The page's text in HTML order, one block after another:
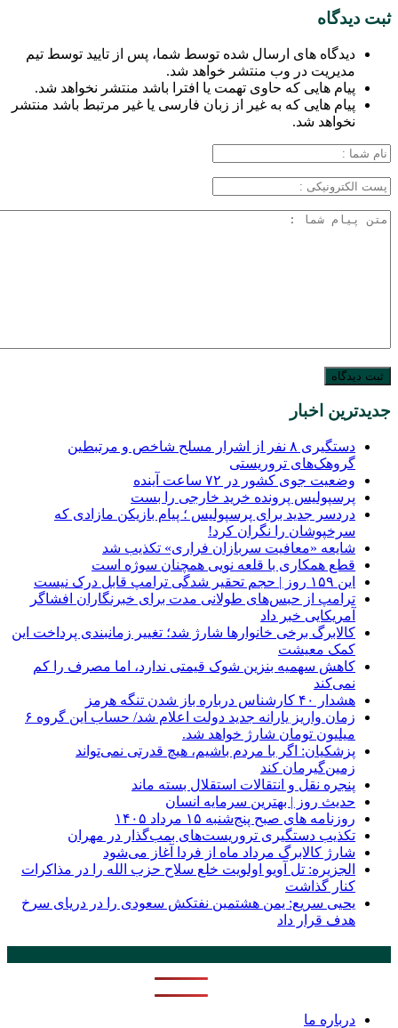
ثبت دیدگاه
دیدگاه های ارسال شده توسط شما، پس از تایید توسط تیم
مدیریت در وب منتشر خواهد شد.
پیام هایی که حاوی تهمت یا افترا باشد منتشر نخواهد شد.
پیام هایی که به غیر از زبان فارسی یا غیر مرتبط باشد منتشر
نخواهد شد.
جدیدترین اخبار
دستگیری ۸ نفر از اشرار مسلح شاخص و مرتبطین
گروهک‌های تروریستی
وضعیت جوی کشور در ۷۲ ساعت آینده
پرسپولیس پرونده خرید خارجی را بست
دردسر جدید برای پرسپولیس ؛ پیام بازیکن مازادی که
سرخپوشان را نگران کرد!
شایعه «معافیت سربازان فراری» تکذیب شد
قطع همکاری با قلعه نویی همچنان سوژه است
این ۱۵۹ روز | حجم تحقیر شدگی ترامپ قابل درک نیست
ترامپ از حبس‌های طولانی مدت برای خبرنگاران افشاگر
آمریکایی خبر داد
کالابرگ برخی خانوارها شارژ شد؛ تغییر زمانبندی پرداخت این
کمک معیشت
کاهش سهمیه بنزین شوک قیمتی ندارد، اما مصرف را کم
نمی‌کند
هشدار ۴۰ کارشناس درباره باز شدن تنگه هرمز
زمان واریز یارانه جدید دولت اعلام شد/ حساب این گروه ۶
میلیون تومان شارژ خواهد شد.
پزشکیان: اگر با مردم باشیم، هیچ قدرتی نمی‌تواند
زمین‌گیرمان کند
پنجره‌ نقل و انتقالات استقلال بسته ماند
حدیث روز | بهترین سرمایه انسان
روزنامه‌ های صبح پنج‌شنبه ۱۵ مرداد ۱۴۰۵
تکذیب دستگیری تروریست‌های بمب‌گذار در مهران
شارژ کالابرگ مرداد ماه از فردا آغاز می‌شود
الجزیره: تل آویو اولویت خلع سلاح حزب الله را در مذاکرات
کنار گذاشت
یحیی سریع: یمن هشتمین نفتکش سعودی را در دریای سرخ
هدف قرار داد
درباره ما